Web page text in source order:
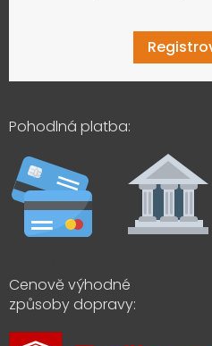
Pohodlná platba:
Cenově výhodné
způsoby dopravy: